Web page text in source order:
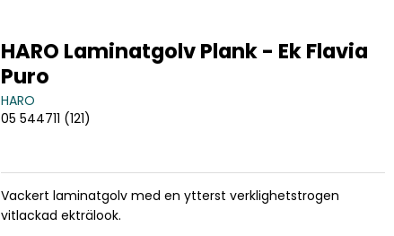
HARO Laminatgolv Plank - Ek Flavia
Puro
HARO
05 544711 (121)
Vackert laminatgolv med en ytterst verklighetstrogen
vitlackad ekträlook.